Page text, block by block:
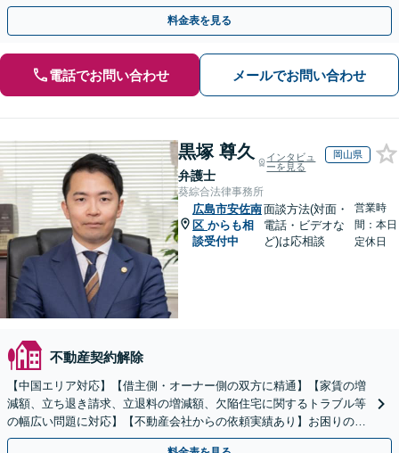
お任せ！【夜間・休日対応】
料金表を見る
電話でお問い合わせ メールでお問い合わせ
黒塚 尊久
弁護士
インタビュ
ーを見る
岡山県
葵綜合法律事務所
広島市安佐南
区 からも相
談受付中
面談方法(対面・
電話・ビデオな
ど)は応相談
営業時
間：本日
定休日
不動産契約解除
【中国エリア対応】【借主側・オーナー側の双方に精通】【家賃の増
減額、立ち退き請求、立退料の増減額、欠陥住宅に関するトラブル等
の幅広い問題に対応】【不動産会社からの依頼実績あり】お困りの際
はご連絡ください。迅速かつ丁寧に対応いたします。